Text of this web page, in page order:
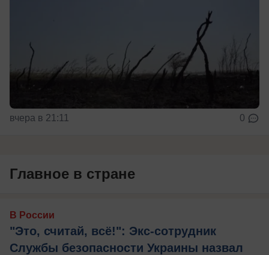
вчера в 21:11 0
Главное в стране
В России
"Это, считай, всё!": Экс-сотрудник
Службы безопасности Украины назвал